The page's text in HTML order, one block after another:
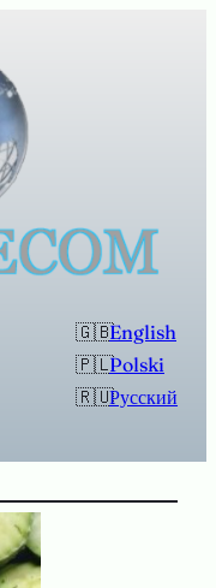
English
Polski
Русский